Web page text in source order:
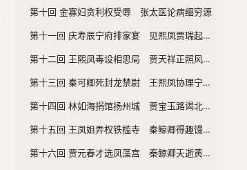
第十回 金寡妇贪利权受辱 张太医论病细穷源
第十一回 庆寿辰宁府排家宴 见熙凤贾瑞起淫心
第十二回 王熙凤毒设相思局 贾天祥正照风月鉴
第十三回 秦可卿死封龙禁尉 王熙凤协理宁国府
第十四回 林如海捐馆扬州城 贾宝玉路谒北静王
第十五回 王凤姐弄权铁槛寺 秦鲸卿得趣馒头庵
第十六回 贾元春才选凤藻宫 秦鲸卿夭逝黄泉路